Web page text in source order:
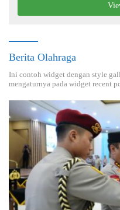
Berita Olahraga
Ini contoh widget dengan style
mengaturnya pada widget recent